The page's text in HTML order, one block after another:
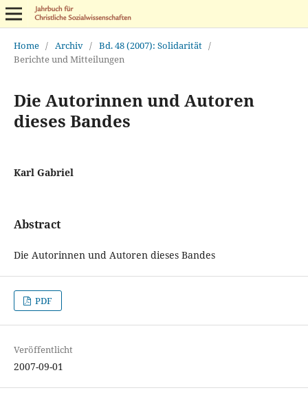
Home / Archiv / Bd. 48 (2007): Solidarität /
Berichte und Mitteilungen
Die Autorinnen und Autoren
dieses Bandes
Karl Gabriel
Abstract
Die Autorinnen und Autoren dieses Bandes
PDF
Veröffentlicht
2007-09-01